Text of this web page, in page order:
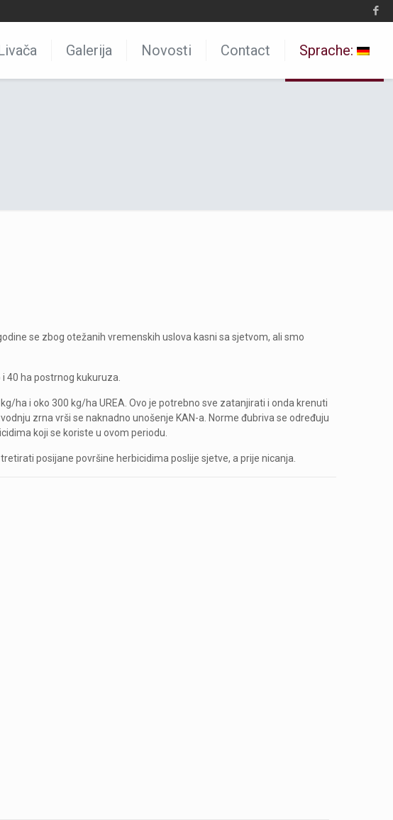
Galerija Novosti Contact Sprache:
se zbog otežanih vremenskih uslova kasni sa sjetvom, ali smo
40 ha postrnog kukuruza.
ha i oko 300 kg/ha UREA. Ovo je potrebno sve zatanjirati i onda krenuti
zrna vrši se naknadno unošenje KAN-a. Norme đubriva se određuju
koji se koriste u ovom periodu.
posijane površine herbicidima poslije sjetve, a prije nicanja.